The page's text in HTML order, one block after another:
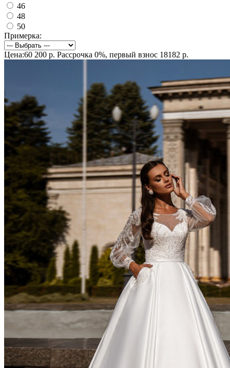
46
48
50
Примерка:
Цена:60 200 р. Рассрочка 0%, первый взнос 18182 р.